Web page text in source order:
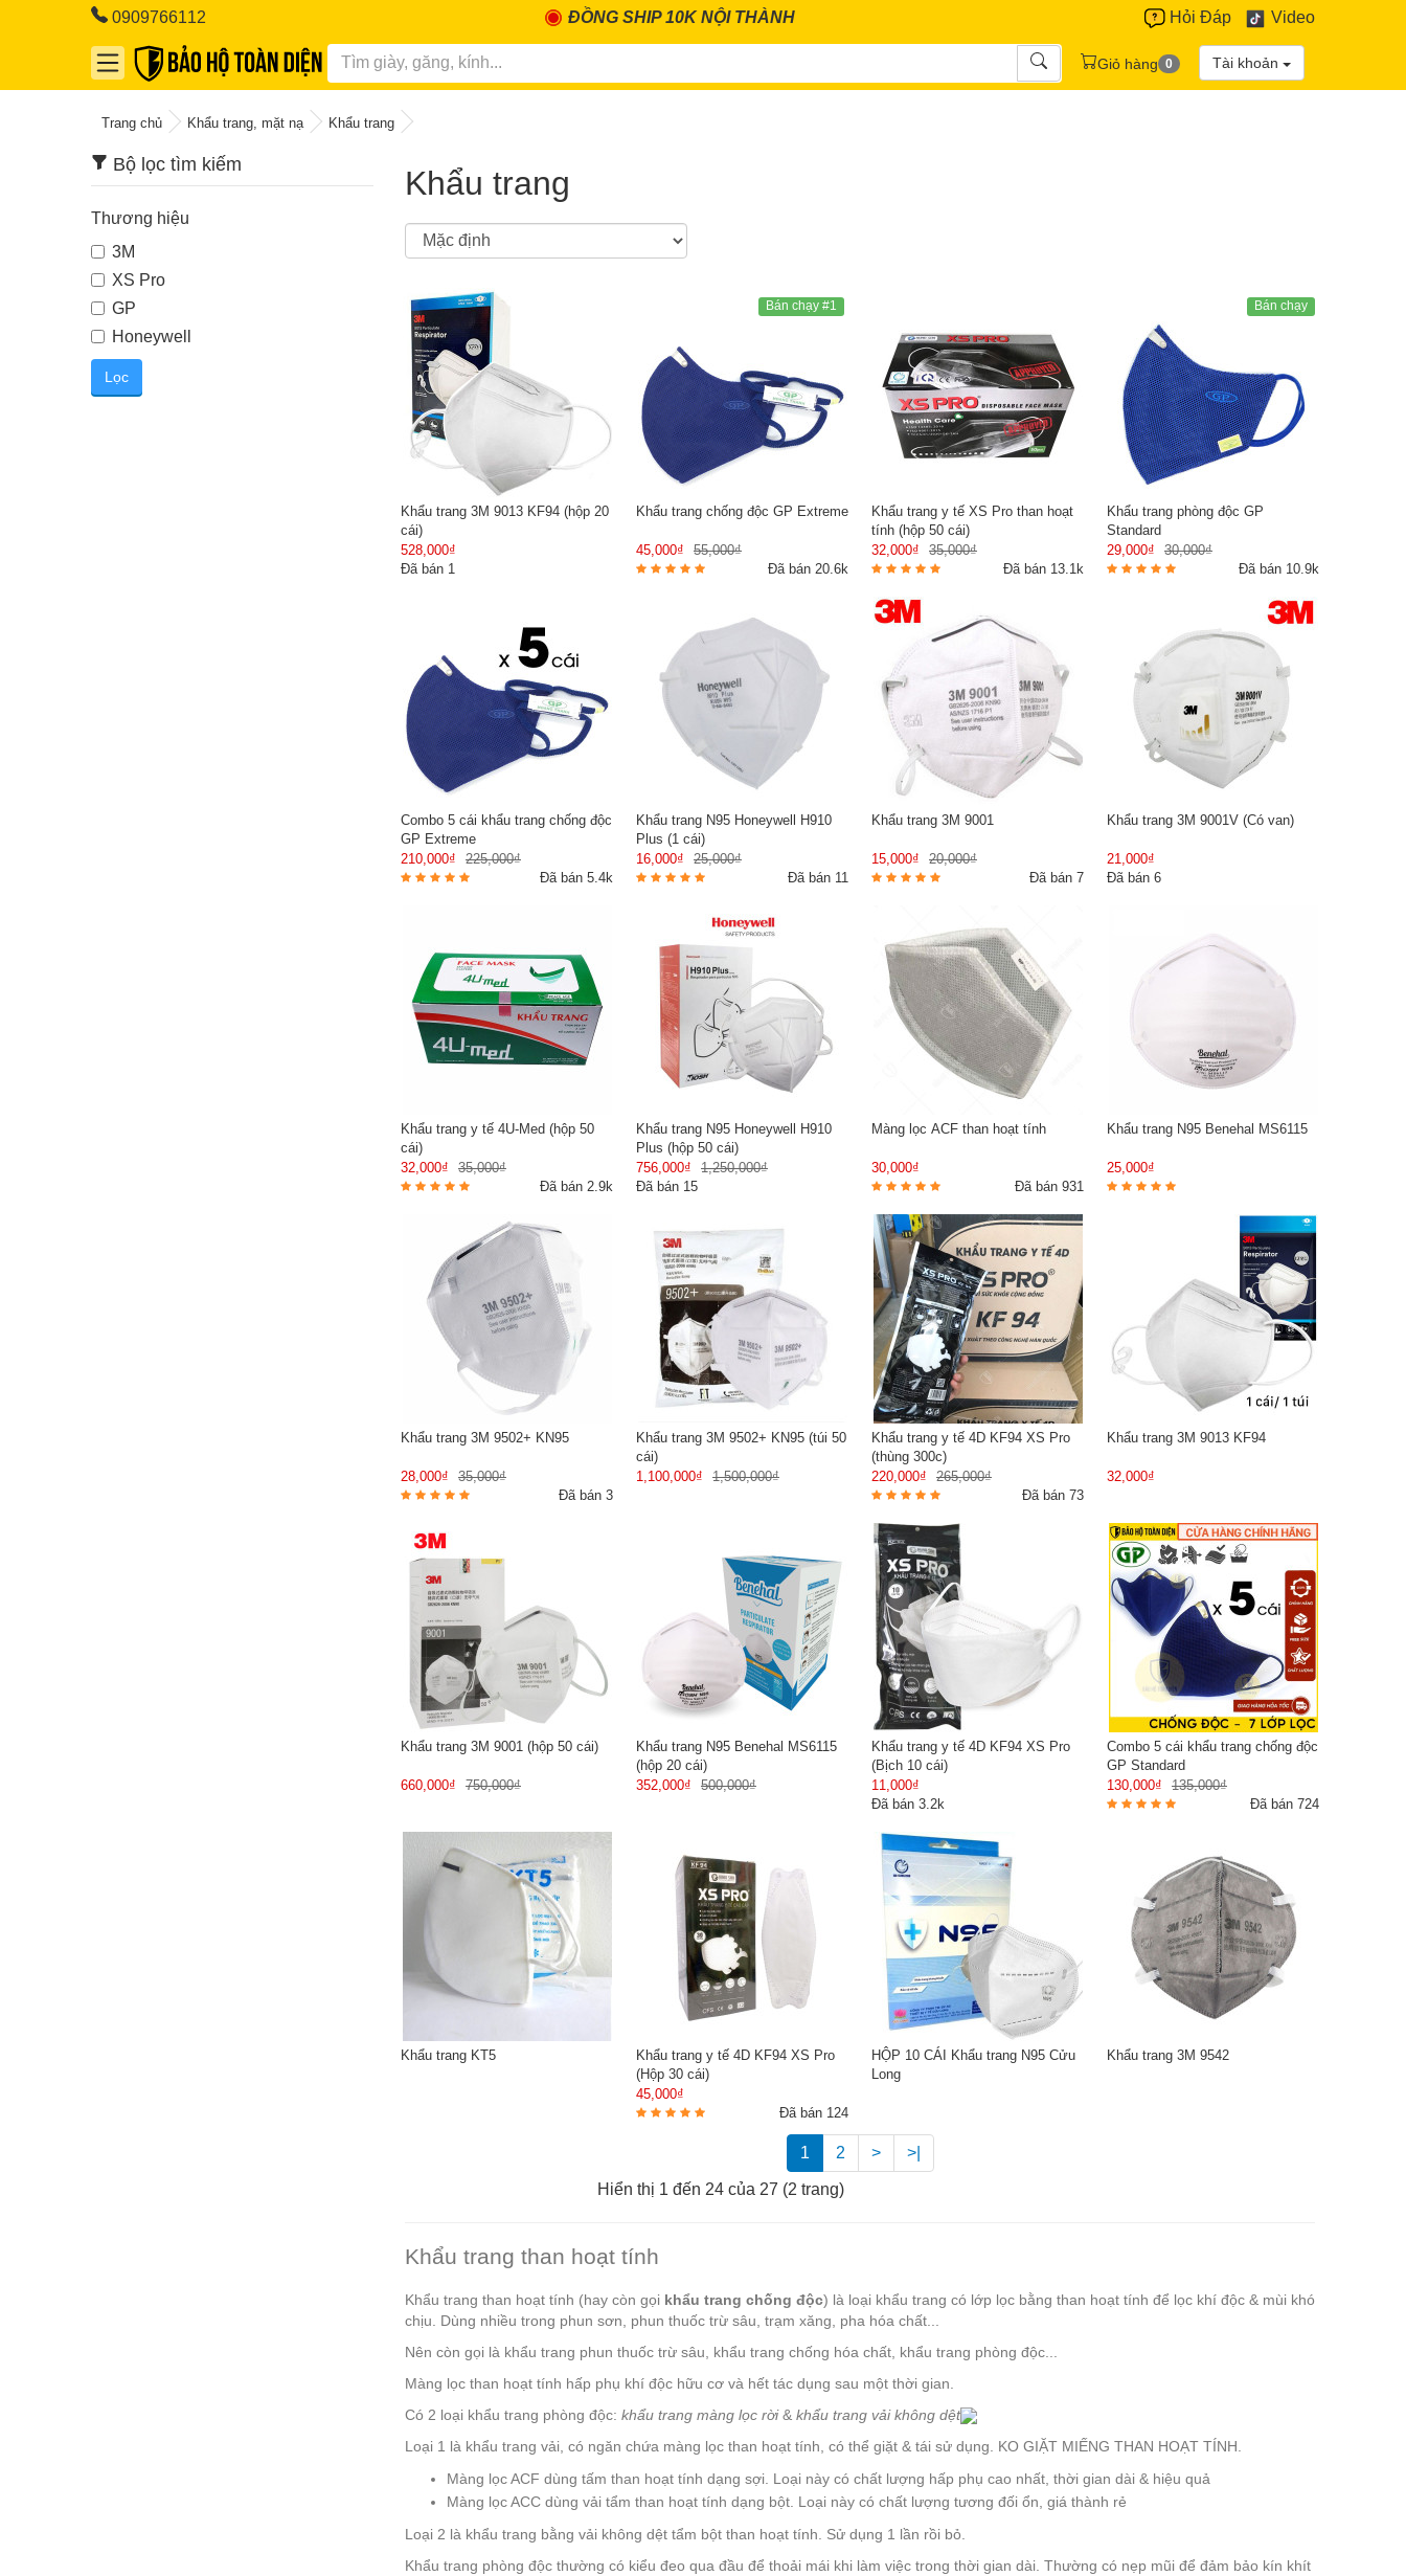
0909766112 ĐỒNG SHIP 10K NỘI THÀNH Hỏi Đáp Video
Giỏ hàng 0 Tài khoản
Trang chủ Khẩu trang, mặt nạ Khẩu trang
Bộ lọc tìm kiếm
Thương hiệu
3M
XS Pro
GP
Honeywell
Lọc
Khẩu trang
Khẩu trang 3M 9013 KF94 (hộp 20
cái)
528,000₫
Đã bán 1
Bán chạy #1
Khẩu trang chống độc GP Extreme
45,000₫
55,000₫
Đã bán 20.6k
Khẩu trang y tế XS Pro than hoạt
tính (hộp 50 cái)
32,000₫
35,000₫
Đã bán 13.1k
Bán chạy
Khẩu trang phòng độc GP
Standard
29,000₫
30,000₫
Đã bán 10.9k
Combo 5 cái khẩu trang chống độc
GP Extreme
210,000₫
225,000₫
Đã bán 5.4k
Khẩu trang N95 Honeywell H910
Plus (1 cái)
16,000₫
25,000₫
Đã bán 11
Khẩu trang 3M 9001
15,000₫
20,000₫
Đã bán 7
Khẩu trang 3M 9001V (Có van)
21,000₫
Đã bán 6
Khẩu trang y tế 4U-Med (hộp 50
cái)
32,000₫
35,000₫
Đã bán 2.9k
Khẩu trang N95 Honeywell H910
Plus (hộp 50 cái)
756,000₫
1,250,000₫
Đã bán 15
Màng lọc ACF than hoạt tính
30,000₫
Đã bán 931
Khẩu trang N95 Benehal MS6115
25,000₫
Khẩu trang 3M 9502+ KN95
28,000₫
35,000₫
Đã bán 3
Khẩu trang 3M 9502+ KN95 (túi 50
cái)
1,100,000₫
1,500,000₫
Khẩu trang y tế 4D KF94 XS Pro
(thùng 300c)
220,000₫
265,000₫
Đã bán 73
Khẩu trang 3M 9013 KF94
32,000₫
Khẩu trang 3M 9001 (hộp 50 cái)
660,000₫ 750,000₫
Khẩu trang N95 Benehal MS6115
(hộp 20 cái)
352,000₫
500,000₫
Khẩu trang y tế 4D KF94 XS Pro
(Bịch 10 cái)
11,000₫
Đã bán 3.2k
Combo 5 cái khẩu trang chống độc
GP Standard
130,000₫
135,000₫
Đã bán 724
Khẩu trang KT5
Khẩu trang y tế 4D KF94 XS Pro
(Hộp 30 cái)
45,000₫
Đã bán 124
HỘP 10 CÁI Khẩu trang N95 Cửu
Long
Khẩu trang 3M 9542
1 2 > >|
Hiển thị 1 đến 24 của 27 (2 trang)
Khẩu trang than hoạt tính
Khẩu trang than hoạt tính (hay còn gọi khẩu trang chống độc) là loại khẩu trang có lớp lọc bằng than hoạt tính để lọc khí độc & mùi khó
chịu. Dùng nhiều trong phun sơn, phun thuốc trừ sâu, trạm xăng, pha hóa chất...
Nên còn gọi là khẩu trang phun thuốc trừ sâu, khẩu trang chống hóa chất, khẩu trang phòng độc...
Màng lọc than hoạt tính hấp phụ khí độc hữu cơ và hết tác dụng sau một thời gian.
Có 2 loại khẩu trang phòng độc: khẩu trang màng lọc rời& khẩu trang vải không dệt
Loại 1 là khẩu trang vải, có ngăn chứa màng lọc than hoạt tính, có thể giặt & tái sử dụng. KO GIẶT MIẾNG THAN HOẠT TÍNH.
Màng lọc ACF dùng tấm than hoạt tính dạng sợi. Loại này có chất lượng hấp phụ cao nhất, thời gian dài & hiệu quả
Màng lọc ACC dùng vải tẩm than hoạt tính dạng bột. Loại này có chất lượng tương đối ổn, giá thành rẻ
Loại 2 là khẩu trang bằng vải không dệt tẩm bột than hoạt tính. Sử dụng 1 lần rồi bỏ.
Khẩu trang phòng độc thường có kiểu đeo qua đầu để thoải mái khi làm việc trong thời gian dài. Thường có nẹp mũi để đảm bảo kín khít